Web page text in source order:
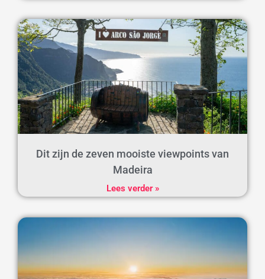
Dit zijn de zeven mooiste viewpoints van
Madeira
Lees verder »